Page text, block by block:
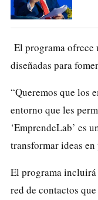
El programa ofrece
diseñadas para
“Queremos que los
entorno que les
‘EmprendeLab’ es
transformar ideas
El programa incluirá
red de contactos